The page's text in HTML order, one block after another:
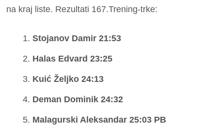
na kraj liste. Rezultati 167.Trening-trke:
Stojanov Damir 21:53
Halas Edvard 23:25
Kuić Željko 24:13
Deman Dominik 24:32
Malagurski Aleksandar 25:03 PB